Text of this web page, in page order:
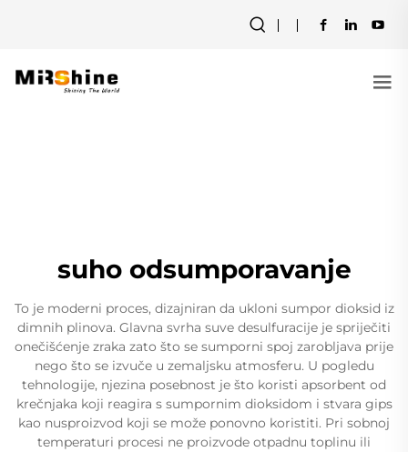
suho odsumporavanje
To je moderni proces, dizajniran da ukloni sumpor dioksid iz
dimnih plinova. Glavna svrha suve desulfuracije je spriječiti
onečišćenje zraka zato što se sumporni spoj zarobljava prije
nego što se izvuče u zemaljsku atmosferu. U pogledu
tehnologije, njezina posebnost je što koristi apsorbent od
krečnjaka koji reagira s sumpornim dioksidom i stvara gips
kao nusproizvod koji se može ponovno koristiti. Pri sobnoj
temperaturi procesi ne proizvode otpadnu toplinu ili